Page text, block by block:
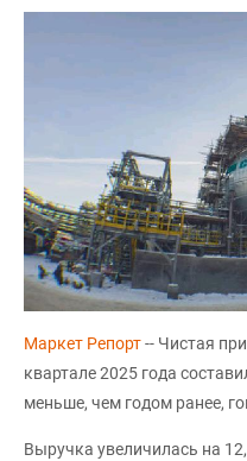
Маркет Репорт-- Чистая
квартале 2025 года
меньше, чем годом ранее,
Выручка увеличилась на